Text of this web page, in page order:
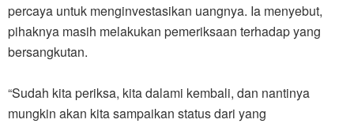
percaya untuk menginvestasikan uangnya. Ia menyebut,
pihaknya masih melakukan pemeriksaan terhadap yang
bersangkutan.
“Sudah kita periksa, kita dalami kembali, dan nantinya
mungkin akan kita sampaikan status dari yang